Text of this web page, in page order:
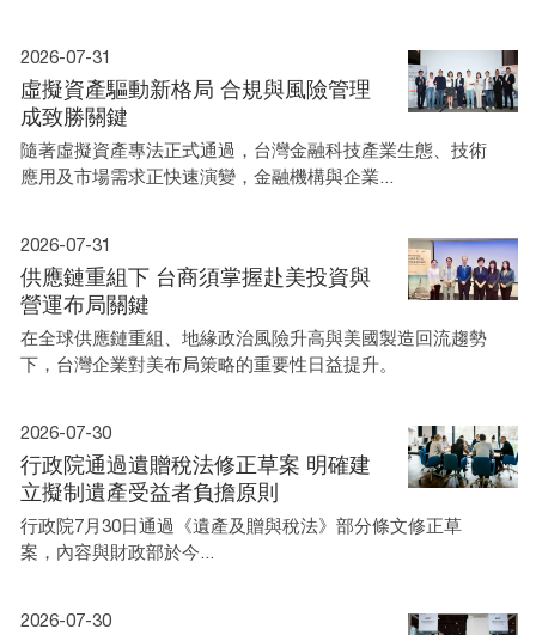
2026-07-31
虛擬資產驅動新格局 合規與風險管理
成致勝關鍵
隨著虛擬資產專法正式通過，台灣金融科技產業生態、技術
應用及市場需求正快速演變，金融機構與企業...
2026-07-31
供應鏈重組下 台商須掌握赴美投資與
營運布局關鍵
在全球供應鏈重組、地緣政治風險升高與美國製造回流趨勢
下，台灣企業對美布局策略的重要性日益提升。
2026-07-30
行政院通過遺贈稅法修正草案 明確建
立擬制遺產受益者負擔原則
行政院7月30日通過《遺產及贈與稅法》部分條文修正草
案，內容與財政部於今...
2026-07-30